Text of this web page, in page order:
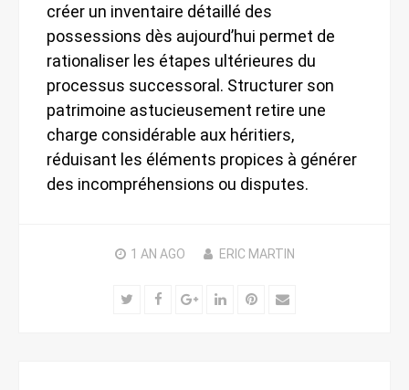
créer un inventaire détaillé des
possessions dès aujourd’hui permet de
rationaliser les étapes ultérieures du
processus successoral. Structurer son
patrimoine astucieusement retire une
charge considérable aux héritiers,
réduisant les éléments propices à générer
des incompréhensions ou disputes.
1 AN AGO ERIC MARTIN
TwitterFacebookGoogle+
LinkedInPinterest
Email